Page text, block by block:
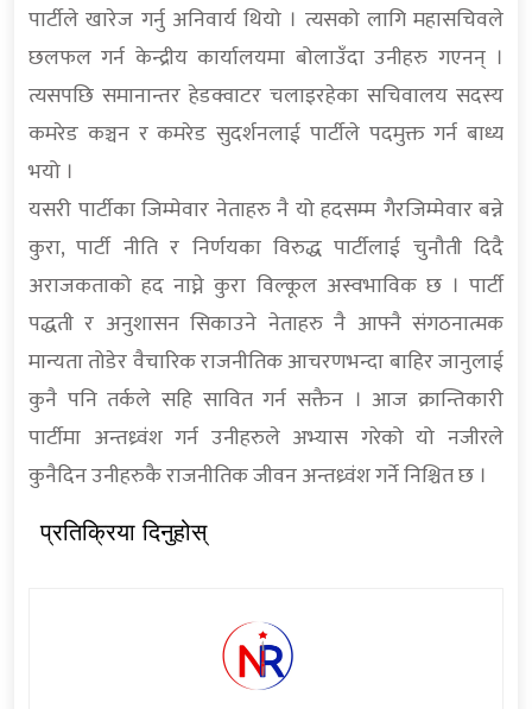
पार्टीले खारेज गर्नु अनिवार्य थियो । त्यसको लागि महासचिवले
छलफल गर्न केन्द्रीय कार्यालयमा बोलाउँदा उनीहरु गएनन् ।
त्यसपछि समानान्तर हेडक्वाटर चलाइरहेका सचिवालय सदस्य
कमरेड कञ्चन र कमरेड सुदर्शनलाई पार्टीले पदमुक्त गर्न बाध्य
भयो ।
यसरी पार्टीका जिम्मेवार नेताहरु नै यो हदसम्म गैरजिम्मेवार बन्ने
कुरा, पार्टी नीति र निर्णयका विरुद्ध पार्टीलाई चुनौती दिदै
अराजकताको हद नाघ्ने कुरा विल्कूल अस्वभाविक छ । पार्टी
पद्धती र अनुशासन सिकाउने नेताहरु नै आफ्नै संगठनात्मक
मान्यता तोडेर वैचारिक राजनीतिक आचरणभन्दा बाहिर जानुलाई
कुनै पनि तर्कले सहि सावित गर्न सक्तैन । आज क्रान्तिकारी
पार्टीमा अन्तध्र्वंश गर्न उनीहरुले अभ्यास गरेको यो नजीरले
कुनैदिन उनीहरुकै राजनीतिक जीवन अन्तध्र्वंश गर्ने निश्चित छ ।
प्रतिक्रिया दिनुहोस्